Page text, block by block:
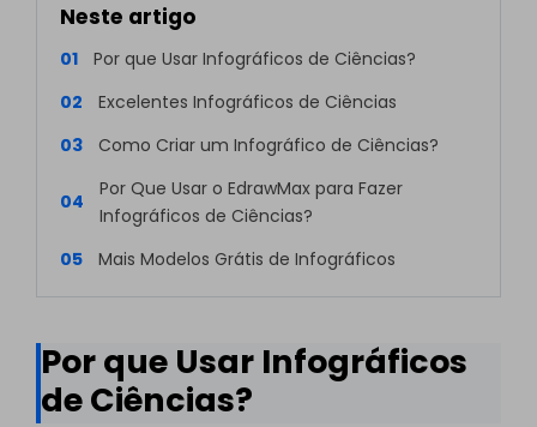
Neste artigo
01
Por que Usar Infográficos de Ciências?
02
Excelentes Infográficos de Ciências
03
Como Criar um Infográfico de Ciências?
04
Por Que Usar o EdrawMax para Fazer
Infográficos de Ciências?
05
Mais Modelos Grátis de Infográficos
Por que Usar Infográficos
de Ciências?